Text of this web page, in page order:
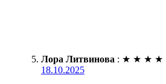
Лора Литвинова : ★ ★ ★ ★
18.10.2025